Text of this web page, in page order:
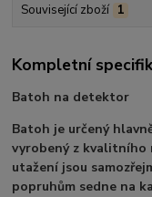
Související zboží 1
Kompletní
Batoh na detektor
Batoh je určený
vyrobený z kvalitního
utažení jsou
popruhům sedne na